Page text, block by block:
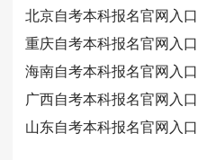
北京自考本科报名官网入口
重庆自考本科报名官网入口
海南自考本科报名官网入口
广西自考本科报名官网入口
山东自考本科报名官网入口